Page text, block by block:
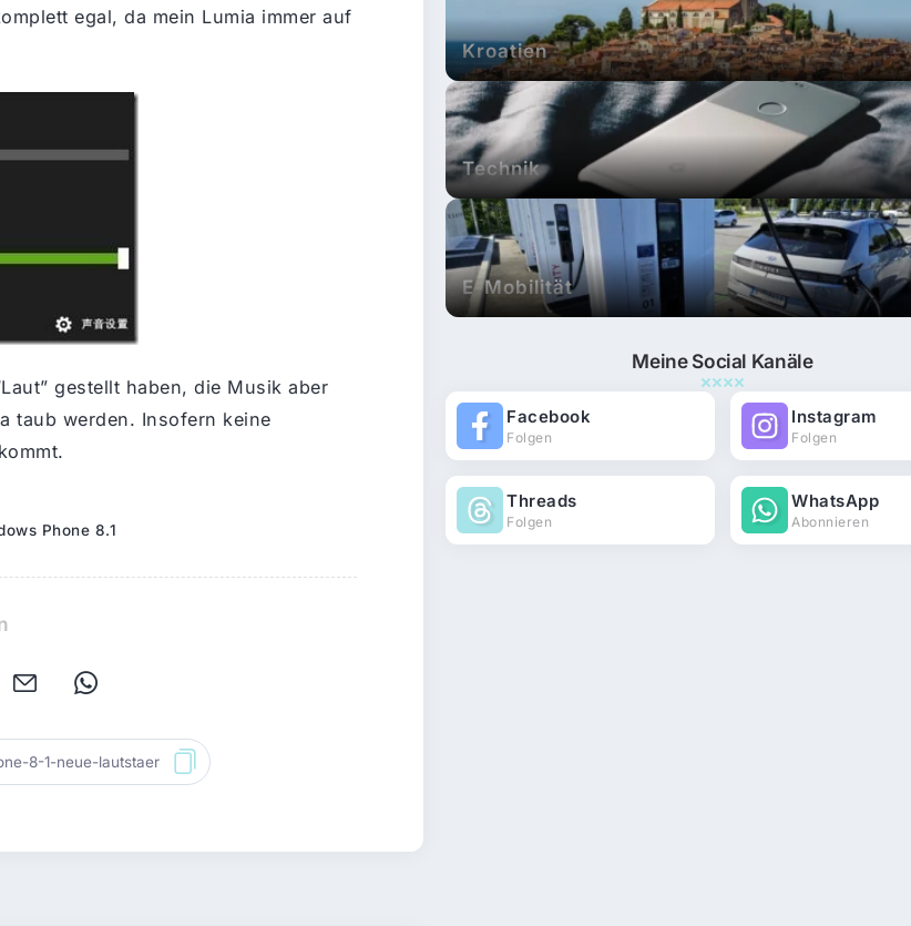
egal, da mein Lumia immer auf
gestellt haben, die Musik aber
taub werden. Insofern keine
Phone 8.1
Kroatien
Technik
E-Mobilität
Meine Social Kanäle
Facebook
Folgen
Instagram
Folgen
Threads
Folgen
WhatsApp
Abonnieren